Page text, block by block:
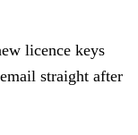
licence keys
straight after